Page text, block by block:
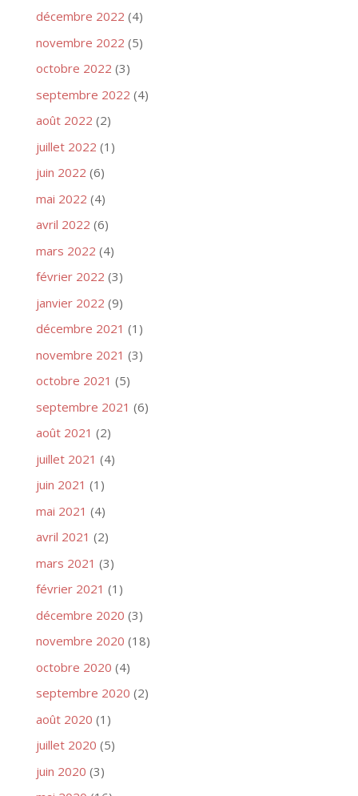
décembre 2022 (4)
novembre 2022 (5)
octobre 2022 (3)
septembre 2022 (4)
août 2022 (2)
juillet 2022 (1)
juin 2022 (6)
mai 2022 (4)
avril 2022 (6)
mars 2022 (4)
février 2022 (3)
janvier 2022 (9)
décembre 2021 (1)
novembre 2021 (3)
octobre 2021 (5)
septembre 2021 (6)
août 2021 (2)
juillet 2021 (4)
juin 2021 (1)
mai 2021 (4)
avril 2021 (2)
mars 2021 (3)
février 2021 (1)
décembre 2020 (3)
novembre 2020 (18)
octobre 2020 (4)
septembre 2020 (2)
août 2020 (1)
juillet 2020 (5)
juin 2020 (3)